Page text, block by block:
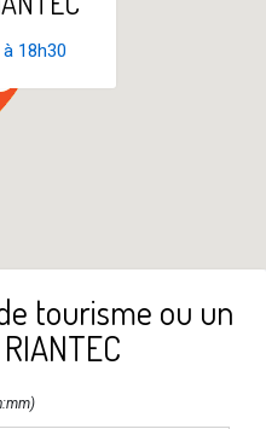
18h30
tourisme ou un